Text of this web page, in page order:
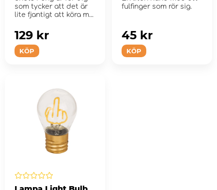
som tycker att det är
lite fjantigt att köra m...
KÖP
129 kr
fulfinger som rör sig.
KÖP
45 kr